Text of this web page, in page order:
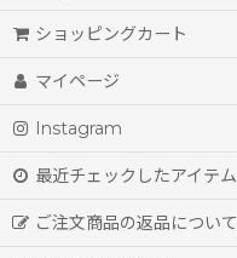
ショッピングカート
マイページ
Instagram
最近チェックしたアイテム
ご注文商品の返品について